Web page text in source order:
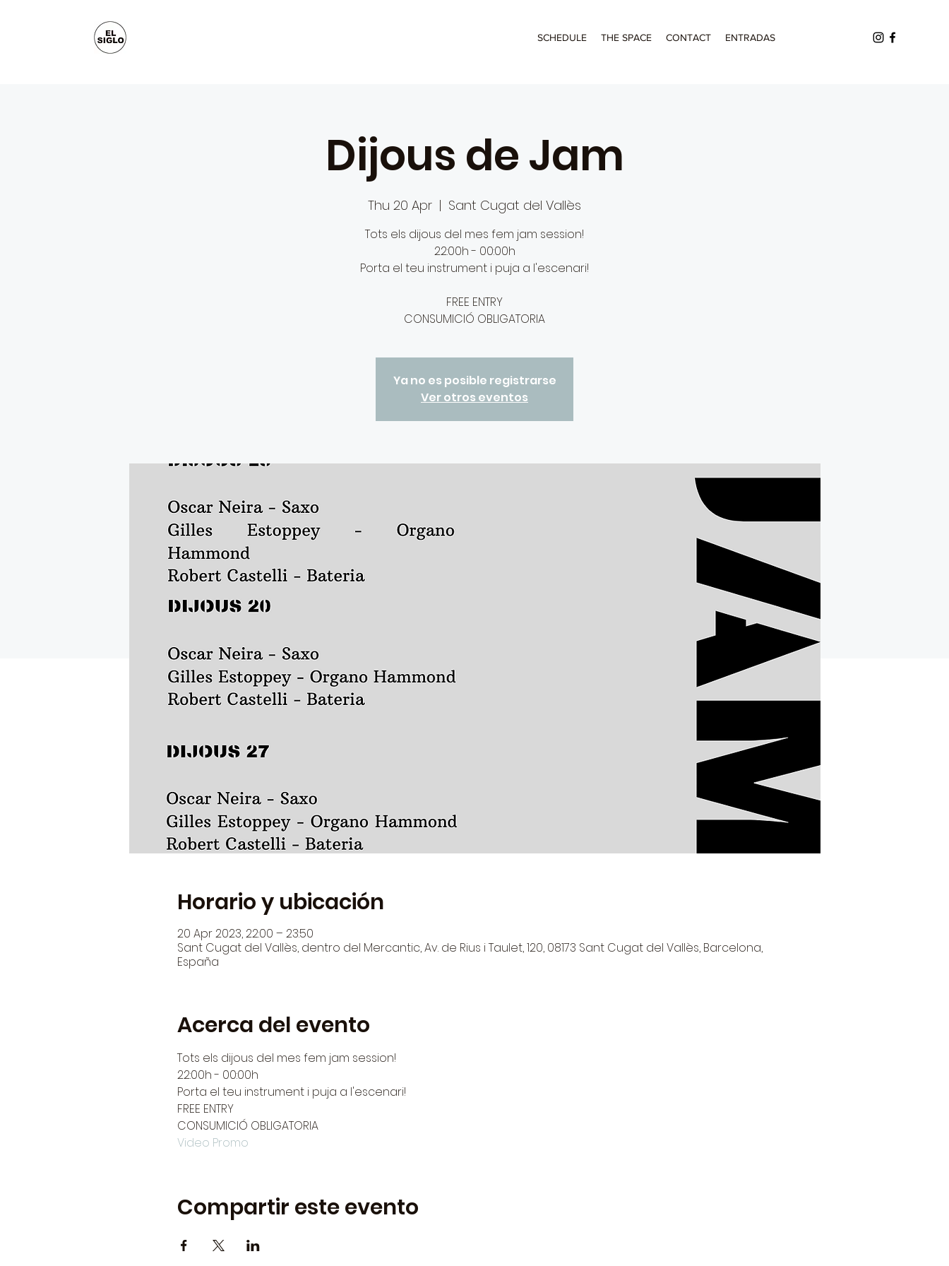
SCHEDULE THE SPACE CONTACT ENTRADAS
Dijous de Jam
Thu 20 Apr
  |
Sant Cugat del Vallès
Tots els dijous del mes fem jam session!
22:00h - 00:00h
Porta el teu instrument i puja a l'escenari!
FREE ENTRY
CONSUMICIÓ OBLIGATORIA
Ya no es posible registrarse
Ver otros eventos
Horario y ubicación
20 Apr 2023, 22:00 – 23:50
Sant Cugat del Vallès, dentro del Mercantic, Av. de Rius i Taulet, 120, 08173 Sant Cugat del Vallès, Barcelona,
España
Acerca del evento
Tots els dijous del mes fem jam session!
22:00h - 00:00h
Porta el teu instrument i puja a l'escenari!
FREE ENTRY
CONSUMICIÓ OBLIGATORIA
Video Promo
Compartir este evento